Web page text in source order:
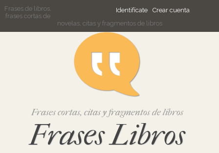
Identifícate Crear cuenta
Frases de libros,
frases cortas de
novelas, citas y fragmentos de libros
Frases cortas, citas y fragmentos de libros
Frases Libros